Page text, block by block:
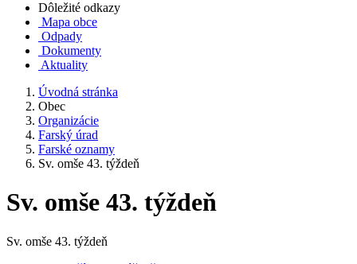
Dôležité odkazy
Mapa obce
Odpady
Dokumenty
Aktuality
Úvodná stránka
Obec
Organizácie
Farský úrad
Farské oznamy
Sv. omše 43. týždeň
Sv. omše 43. týždeň
Sv. omše 43. týždeň